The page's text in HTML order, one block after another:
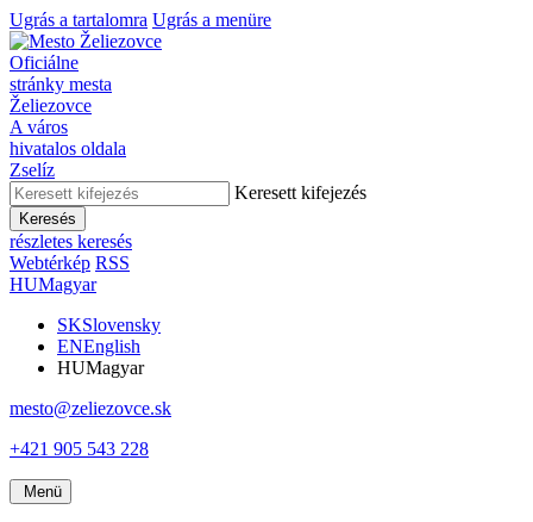
Ugrás a tartalomra Ugrás a menüre
Oficiálne
stránky mesta
Želiezovce
A város
hivatalos oldala
Zselíz
Keresett kifejezés
Keresés
részletes keresés
Webtérkép RSS
HUMagyar
SKSlovensky
ENEnglish
HUMagyar
mesto@zeliezovce.sk
+421 905 543 228
Menü